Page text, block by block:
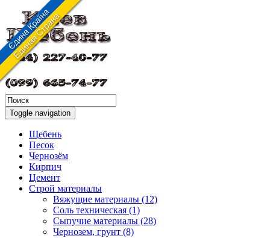
Toggle navigation
Щебень
Песок
Чернозём
Кирпич
Цемент
Строй материалы
Вяжущие материалы (12)
Соль техническая (1)
Сыпучие материалы (28)
Чернозем, грунт (8)